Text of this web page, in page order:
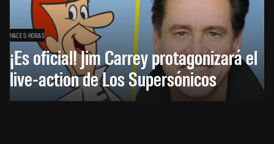
HACE 5 HORAS
¡Es oficial! Jim Carrey protagonizará el
live-action de Los Supersónicos